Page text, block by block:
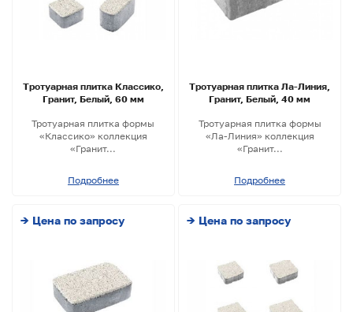
Тротуарная плитка Классико,
Гранит, Белый, 60 мм
Тротуарная плитка формы
«Классико» коллекция
«Гранит...
Подробнее
Тротуарная плитка Ла-Линия,
Гранит, Белый, 40 мм
Тротуарная плитка формы
«Ла-Линия» коллекция
«Гранит...
Подробнее
→ Цена по запросу → Цена по запросу